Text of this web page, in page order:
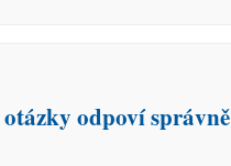
odpoví správně